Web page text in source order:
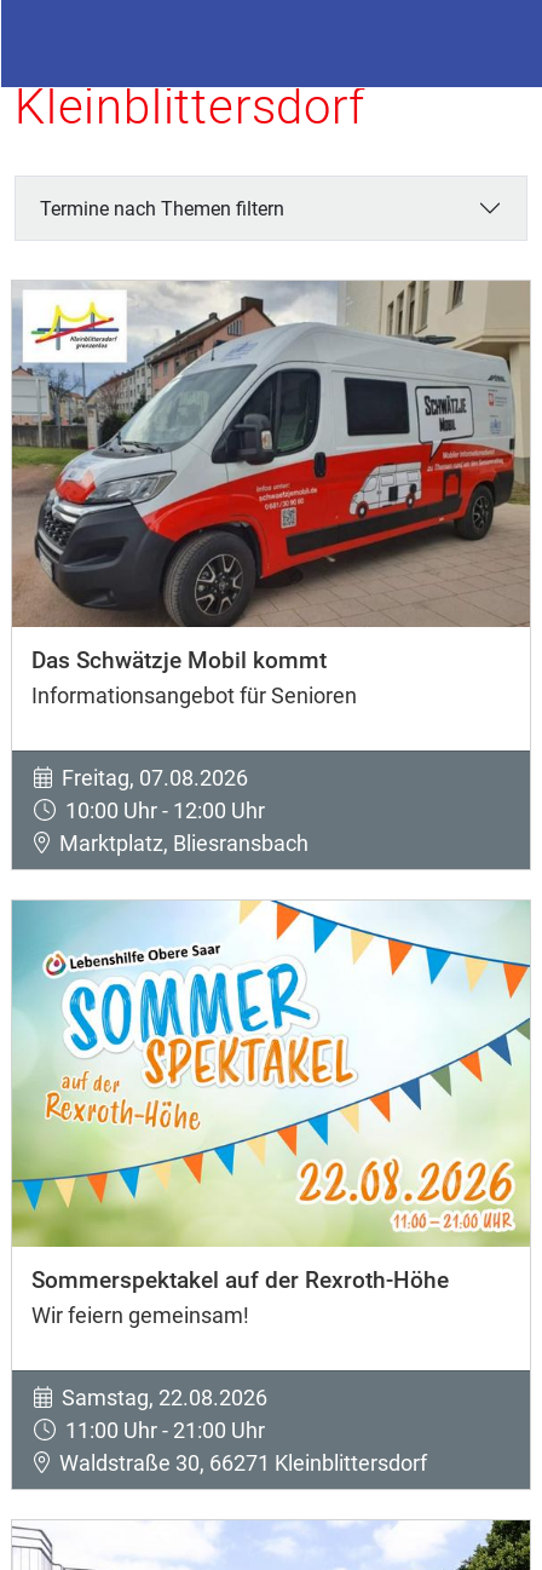
Kleinblittersdorf
Termine nach Themen filtern
Das Schwätzje Mobil kommt
Informationsangebot für Senioren
Freitag, 07.08.2026
10:00 Uhr - 12:00 Uhr
Marktplatz, Bliesransbach
Sommerspektakel auf der Rexroth-Höhe
Wir feiern gemeinsam!
Samstag, 22.08.2026
11:00 Uhr - 21:00 Uhr
Waldstraße 30, 66271 Kleinblittersdorf